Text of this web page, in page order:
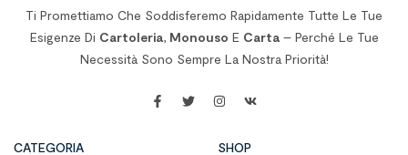
Ti Promettiamo Che Soddisferemo Rapidamente Tutte Le Tue
Esigenze Di Cartoleria, Monouso E Carta– Perché Le Tue
Necessità Sono Sempre La Nostra Priorità!
CATEGORIA SHOP